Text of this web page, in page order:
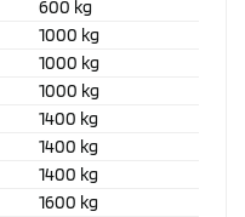
600 kg
1000 kg
1000 kg
1000 kg
1400 kg
1400 kg
1400 kg
1600 kg